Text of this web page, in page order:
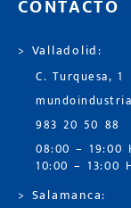
CONTACTO
> Valladolid:
C. Turquesa, 1
983 20 50 88
08:00 – 19:00
10:00 – 13:00
> Salamanca: